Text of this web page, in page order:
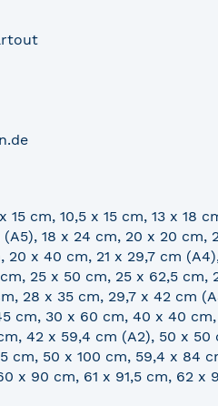
cm, 10,5 x 15 cm, 13 x 18
(A5), 18 x 24 cm, 20 x 20 cm,
x 40 cm, 21 x 29,7 cm
25 x 50 cm, 25 x 62,5 cm,
28 x 35 cm, 29,7 x 42 cm
cm, 30 x 60 cm, 40 x 40
42 x 59,4 cm (A2), 50 x 50
cm, 50 x 100 cm, 59,4 x 84
x 90 cm, 61 x 91,5 cm, 62 x